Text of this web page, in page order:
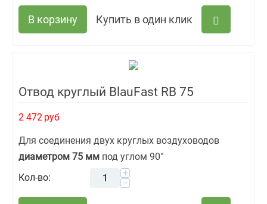
В корзину Купить в один клик
Отвод круглый BlauFast RB 75
2 472 руб
Для соединения двух круглых воздуховодов
диаметром 75 мм под углом 90°
Кол-во:
+
−